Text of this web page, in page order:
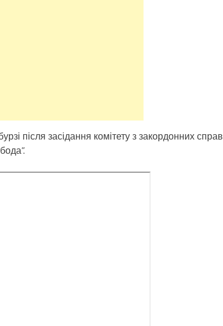
після засідання комітету з закордонних справ